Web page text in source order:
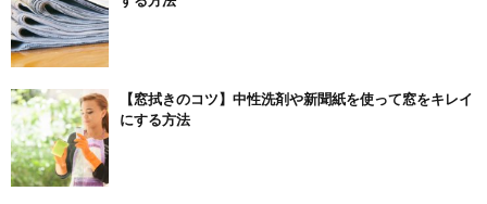
【窓拭きのコツ】中性洗剤や新聞紙を使って窓をキレイ
にする方法